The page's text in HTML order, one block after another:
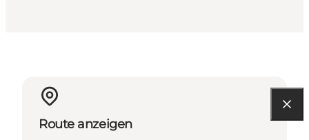
Route anzeigen